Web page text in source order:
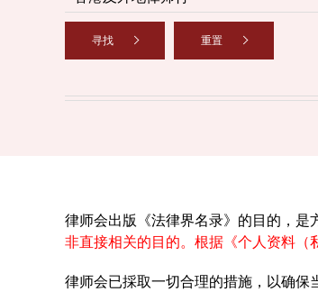
寻找 重置
律师会出版《法律界名录》的目的，是
非直接相关的目的。根据《个人资料（
律师会已採取一切合理的措施，以确保